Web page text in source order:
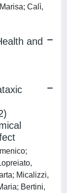
Calì,
and
Micalizzi,
Bertini,